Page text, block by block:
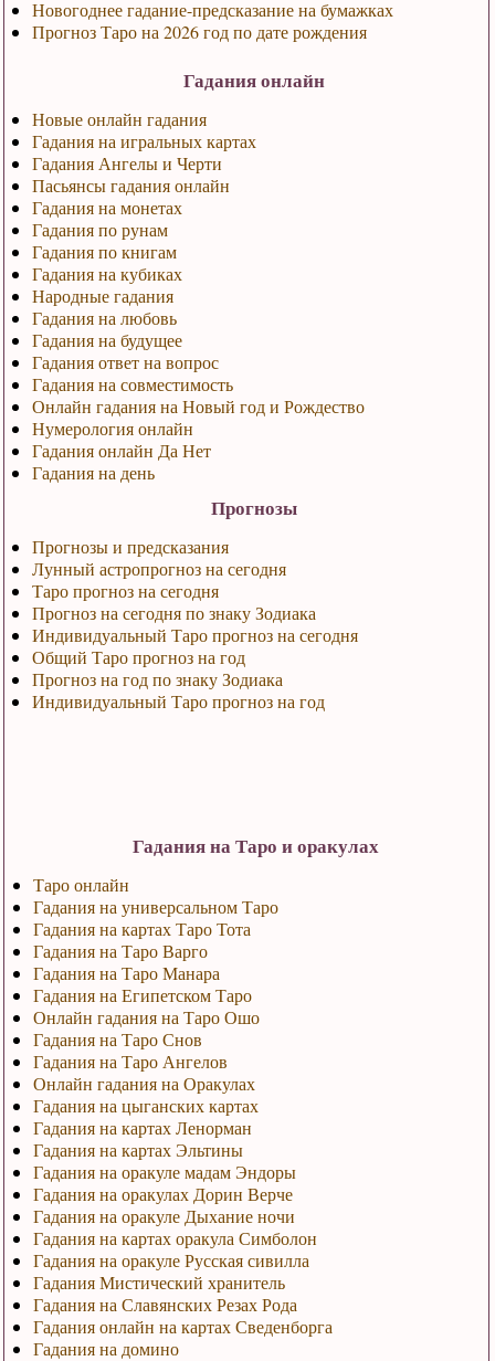
Новогоднее гадание-предсказание на бумажках
Прогноз Таро на 2026 год по дате рождения
Гадания онлайн
Новые онлайн гадания
Гадания на игральных картах
Гадания Ангелы и Черти
Пасьянсы гадания онлайн
Гадания на монетах
Гадания по рунам
Гадания по книгам
Гадания на кубиках
Народные гадания
Гадания на любовь
Гадания на будущее
Гадания ответ на вопрос
Гадания на совместимость
Онлайн гадания на Новый год и Рождество
Нумерология онлайн
Гадания онлайн Да Нет
Гадания на день
Прогнозы
Прогнозы и предсказания
Лунный астропрогноз на сегодня
Таро прогноз на сегодня
Прогноз на сегодня по знаку Зодиака
Индивидуальный Таро прогноз на сегодня
Общий Таро прогноз на год
Прогноз на год по знаку Зодиака
Индивидуальный Таро прогноз на год
Гадания на Таро и оракулах
Таро онлайн
Гадания на универсальном Таро
Гадания на картах Таро Тота
Гадания на Таро Варго
Гадания на Таро Манара
Гадания на Египетском Таро
Онлайн гадания на Таро Ошо
Гадания на Таро Снов
Гадания на Таро Ангелов
Онлайн гадания на Оракулах
Гадания на цыганских картах
Гадания на картах Ленорман
Гадания на картах Эльтины
Гадания на оракуле мадам Эндоры
Гадания на оракулах Дорин Верче
Гадания на оракуле Дыхание ночи
Гадания на картах оракула Симболон
Гадания на оракуле Русская сивилла
Гадания Мистический хранитель
Гадания на Славянских Резах Рода
Гадания онлайн на картах Сведенборга
Гадания на домино